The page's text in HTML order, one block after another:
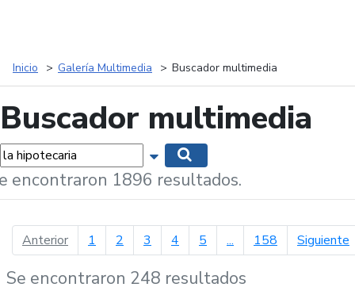
Inicio Galería Multimedia Buscador multimedia
Buscador multimedia
Mostrar opciones de búsqueda
encontraron 1896 resultados.
Anteriorpágina anterior
1 2 3 4 5 ... 158 Siguiente
Se encontraron 248 resultados